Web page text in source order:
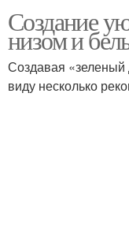
фасадами
Создание
низом и
Создавая «зеленый
виду несколько